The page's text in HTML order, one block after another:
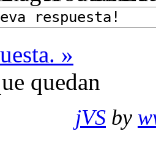
»
quedan
jVS by